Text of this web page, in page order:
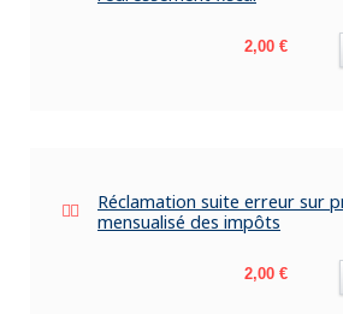
Prix
2,00 €
Réclamation suite erreur sur
mensualisé des impôts
Prix
2,00 €